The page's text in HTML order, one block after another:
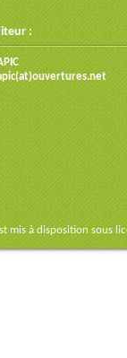
:
mis à disposition sous